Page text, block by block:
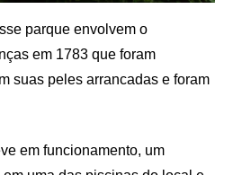
parque envolvem o
em 1783 que foram
suas peles arrancadas e foram
em funcionamento, um